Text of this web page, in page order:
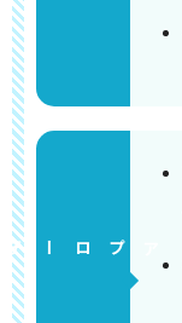
アプローチ